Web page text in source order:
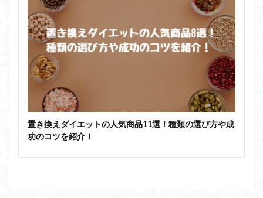
置き換えダイエットの人気商品11選！種類の選び方や成
功のコツを紹介！